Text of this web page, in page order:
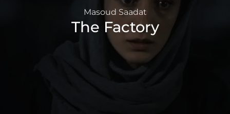
Masoud Saadat
The Factory